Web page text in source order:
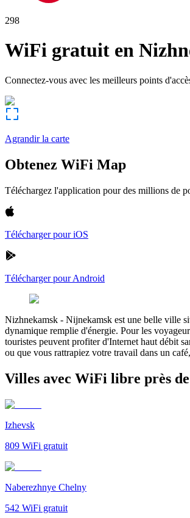
298
WiFi gratuit en
Connectez-vous avec les meilleurs points
Agrandir la carte
Obtenez WiFi Map
Téléchargez l'application pour des millions de
Télécharger pour iOS
Télécharger pour Android
Nizhnekamsk - Nijnekamsk est une belle ville
dynamique remplie d'énergie. Pour les
touristes peuvent profiter d'Internet haut débit
ou que vous rattrapiez votre travail dans un
Villes avec WiFi libre près
Izhevsk
809 WiFi gratuit
Naberezhnye Chelny
542 WiFi gratuit